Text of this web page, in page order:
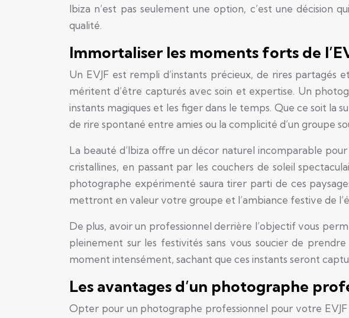
Ibiza n’est pas seulement une option, c’est une décision
qualité.
Immortaliser les moments forts de
Un EVJF est rempli d’instants précieux, de rires partagés
méritent d’être capturés avec soin et expertise. Un
instants magiques et les figer dans le temps. Que ce soit la
de rire spontané entre amies ou la complicité d’un groupe
La beauté d’Ibiza offre un décor naturel incomparable
cristallines, en passant par les couchers de soleil
photographe expérimenté saura tirer parti de ces
mettront en valeur votre groupe et l’ambiance festive de
De plus, avoir un professionnel derrière l’objectif vous
pleinement sur les festivités sans vous soucier de
moment intensément, sachant que ces instants seront
Les avantages d’un photographe
Opter pour un photographe professionnel pour votre